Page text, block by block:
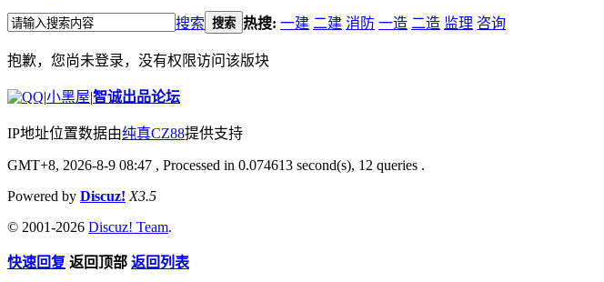
搜索 搜索 热搜: 一建 二建 消防 一造 二造 监理 咨询
抱歉，您尚未登录，没有权限访问该版块
|小黑屋|智诚出品论坛
IP地址位置数据由纯真CZ88提供支持
GMT+8, 2026-8-9 08:47 , Processed in 0.074613 second(s), 12 queries .
Powered by Discuz! X3.5
© 2001-2026 Discuz! Team.
快速回复 返回顶部 返回列表